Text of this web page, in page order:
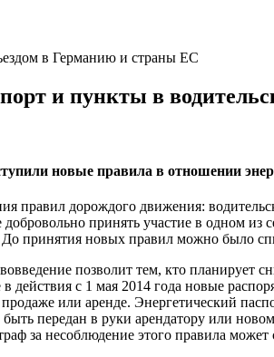
в Германию и страны ЕС
и пункты в
новые правила в отношении
правил дорождого движения:
принять участие в одном
принятия новых правил можно было
позволит тем, кто планирует
действия с 1 мая 2014 года новые
или аренде. Энергетический
передан в руки арендатору или
за несоблюдение этого правила может